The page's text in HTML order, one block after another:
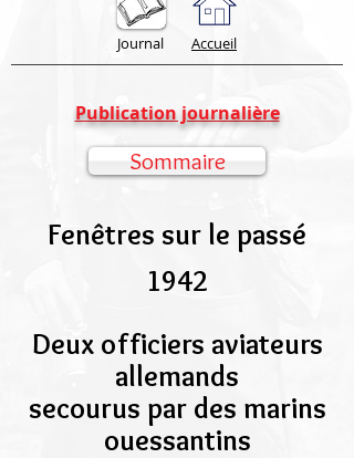
Journal Accueil
Publication journalière
Fenêtres sur le passé
1942
Deux officiers aviateurs
allemands
secourus par des marins
ouessantins
Sommaire